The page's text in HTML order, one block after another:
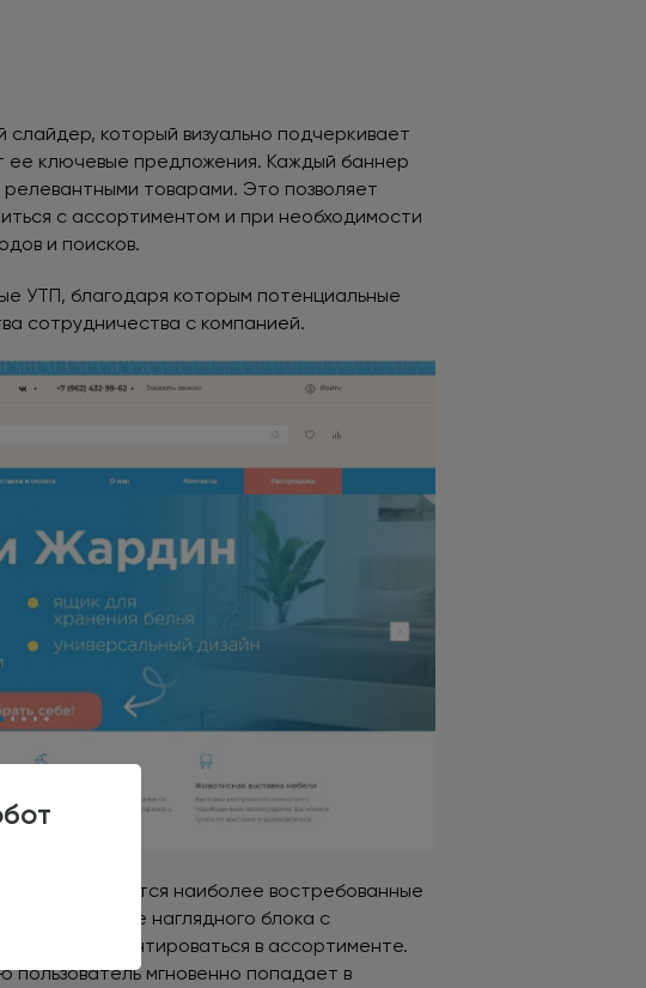
который визуально подчеркивает
ее ключевые предложения. Каждый баннер
товарами. Это позволяет
с ассортиментом и при необходимости
и поисков.
УТП, благодаря которым потенциальные
сотрудничества с компанией.
располагаются наиболее востребованные
в виде наглядного блока с
сориентироваться в ассортименте.
мгновенно попадает в